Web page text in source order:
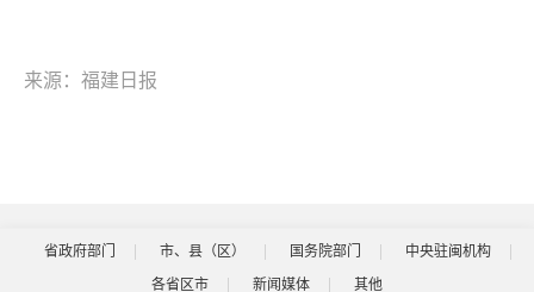
来源：福建日报
省政府部门 市、县（区） 国务院部门
中央驻闽机构
各省区市
新闻媒体 其他